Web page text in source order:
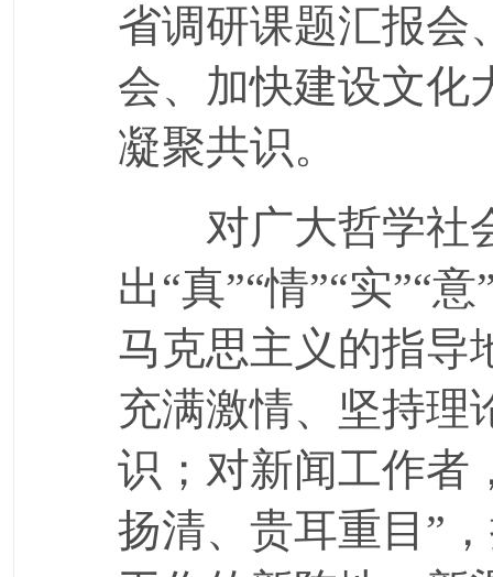
省调研课题汇报会
会、加快建设文化
凝聚共识。
对广大哲学社
出“真”“情”“实”“
马克思主义的指导
充满激情、坚持理
识；对新闻工作者
扬清、贵耳重目”